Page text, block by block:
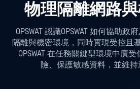
物理隔離網路
OPSWAT 認識OPSWAT 如何協助政
隔離與機密環境，同時實現受控且
OPSWAT 在任務關鍵型環境中廣
險、保護敏感資料，並維持